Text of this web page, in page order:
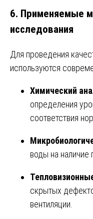
6. Применяемые
исследования
Для проведения
используются
Химический
определения
соответствия
воды на наличие
скрытых
вентиляции.